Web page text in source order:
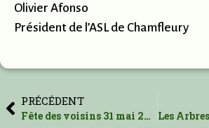
Olivier Afonso
Président de l’ASL de Chamfleury
PRÉCÉDENT
Fête des voisins 31 mai 2024